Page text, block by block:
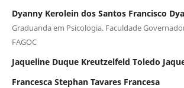
Dyanny Kerolein dos Santos Francisco
Graduanda em Psicologia. Faculdade
FAGOC
Jaqueline Duque Kreutzelfeld Toledo
Francesca Stephan Tavares Francesa